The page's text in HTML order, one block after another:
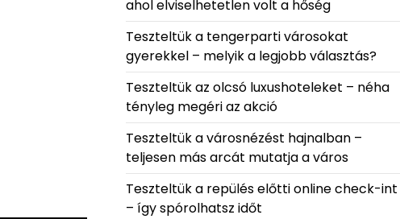
ahol elviselhetetlen volt a hőség
Teszteltük a tengerparti városokat
gyerekkel – melyik a legjobb választás?
Teszteltük az olcsó luxushoteleket – néha
tényleg megéri az akció
Teszteltük a városnézést hajnalban –
teljesen más arcát mutatja a város
Teszteltük a repülés előtti online check-int
– így spórolhatsz időt